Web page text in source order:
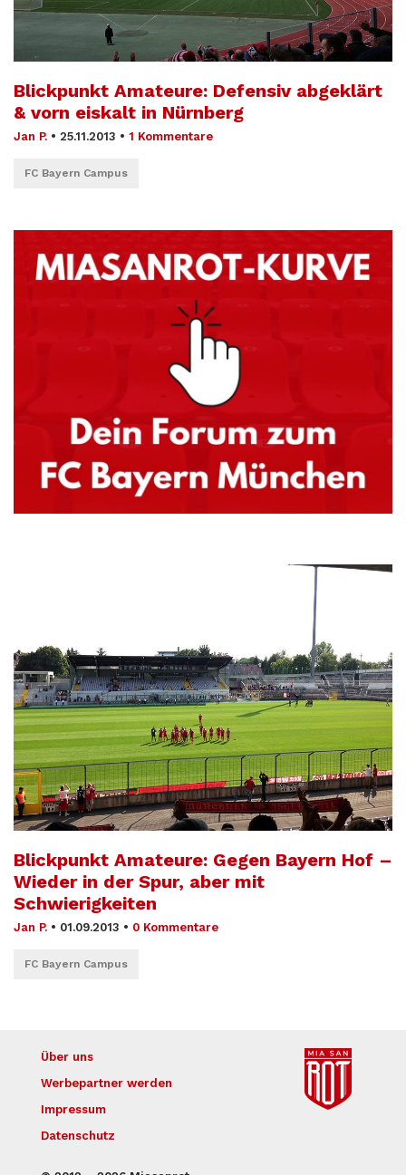
Blickpunkt Amateure: Defensiv abgeklärt
& vorn eiskalt in Nürnberg
Jan P. • 25.11.2013 • 1 Kommentare
FC Bayern Campus
Blickpunkt Amateure: Gegen Bayern Hof –
Wieder in der Spur, aber mit
Schwierigkeiten
Jan P. • 01.09.2013 • 0 Kommentare
FC Bayern Campus
Über uns
Werbepartner werden
Impressum
Datenschutz